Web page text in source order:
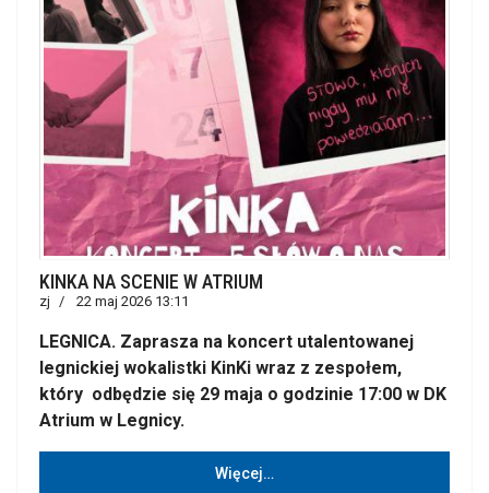
KINKA NA SCENIE W ATRIUM
zj 22 maj 2026 13:11
LEGNICA. Zaprasza na koncert utalentowanej
legnickiej wokalistki KinKi wraz z zespołem,
który odbędzie się 29 maja o godzinie 17:00 w DK
Atrium w Legnicy.
Więcej…